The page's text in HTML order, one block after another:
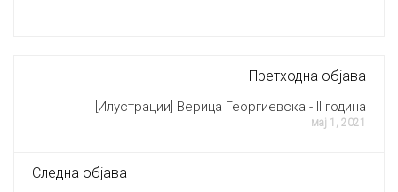
Претходна објава
[Илустрации] Верица Георгиевска - II година
мај 1, 2021
Следна објава